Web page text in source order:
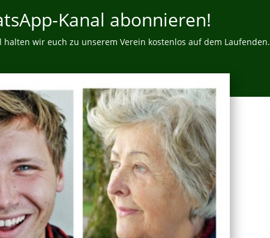
Kanal abonnieren!
halten wir euch zu unserem Verein kostenlos auf dem Laufenden.